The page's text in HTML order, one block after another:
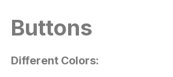
Buttons
Different Colors: